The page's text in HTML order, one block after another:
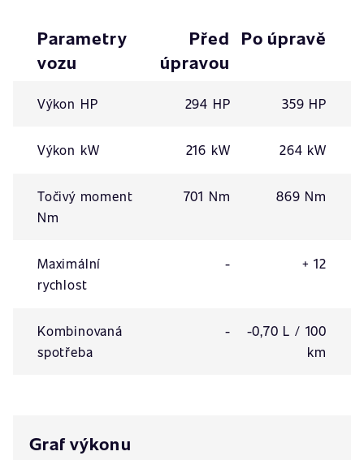
Parametry
vozu
Před
úpravou
Po úpravě
Výkon HP 294 HP 359 HP
Výkon kW 216 kW 264 kW
Točivý moment
Nm
701 Nm 869 Nm
Maximální
rychlost
- + 12
Kombinovaná
spotřeba
-
-0,70 L / 100
km
Graf výkonu